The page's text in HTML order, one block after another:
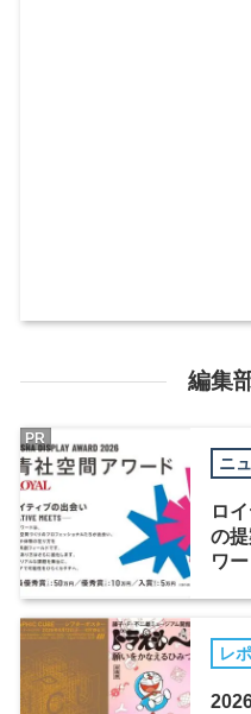
編集
ニ
ロ
の
ワ
PR
レ